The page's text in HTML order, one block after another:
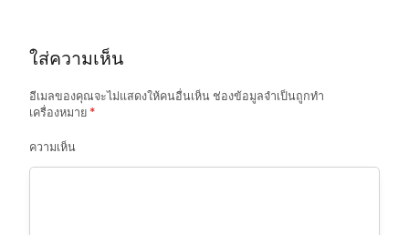
o
n
ใส่ความเห็น
อีเมลของคุณจะไม่แสดงให้คนอื่นเห็นช่องข้อมูลจำเป็นถูกทำ
เครื่องหมาย *
ความเห็น